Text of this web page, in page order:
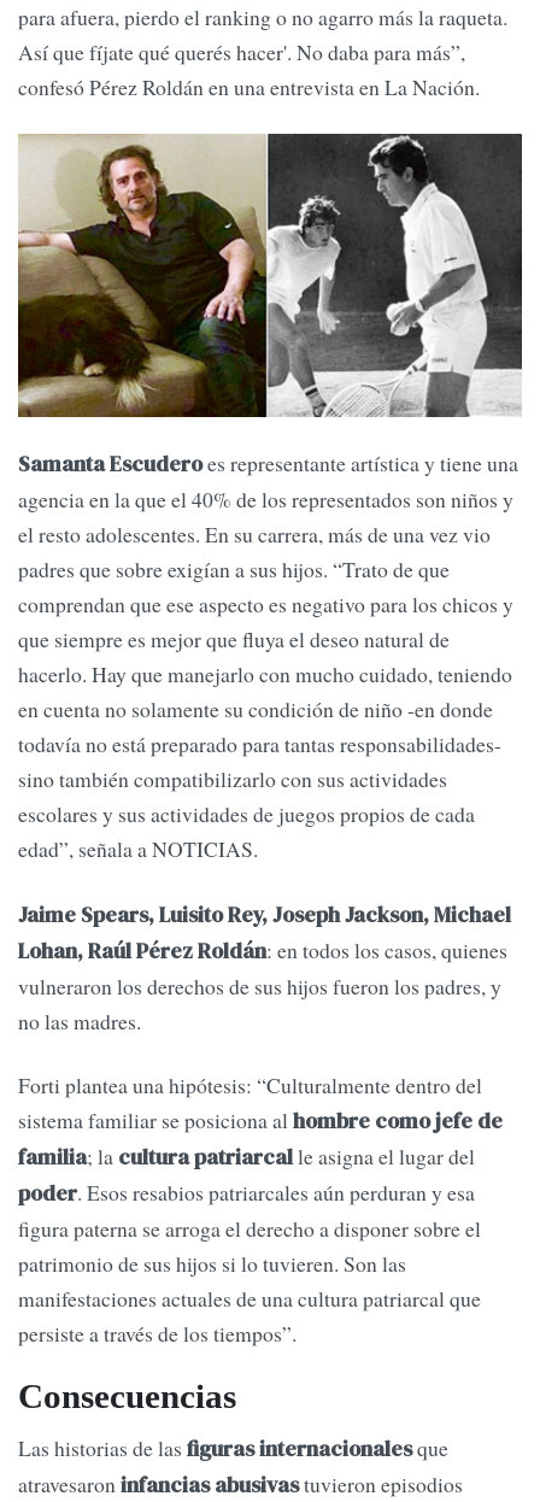
para afuera, pierdo el ranking o no agarro más la raqueta.
Así que fíjate qué querés hacer'. No daba para más”,
confesó Pérez Roldán en una entrevista en La Nación.
Samanta Escuderoes representante artística y tiene una
agencia en la que el 40% de los representados son niños y
el resto adolescentes. En su carrera, más de una vez vio
padres que sobre exigían a sus hijos. “Trato de que
comprendan que ese aspecto es negativo para los chicos y
que siempre es mejor que fluya el deseo natural de
hacerlo. Hay que manejarlo con mucho cuidado, teniendo
en cuenta no solamente su condición de niño -en donde
todavía no está preparado para tantas responsabilidades-
sino también compatibilizarlo con sus actividades
escolares y sus actividades de juegos propios de cada
edad”, señala a NOTICIAS.
Jaime Spears, Luisito Rey, Joseph Jackson, Michael
Lohan, Raúl Pérez Roldán: en todos los casos, quienes
vulneraron los derechos de sus hijos fueron los padres, y
no las madres.
Forti plantea una hipótesis: “Culturalmente dentro del
sistema familiar se posiciona alhombre como jefe de
familia; la cultura patriarcalle asigna el lugar del
poder. Esos resabios patriarcales aún perduran y esa
figura paterna se arroga el derecho a disponer sobre el
patrimonio de sus hijos si lo tuvieren. Son las
manifestaciones actuales de una cultura patriarcal que
persiste a través de los tiempos”.
Consecuencias
Las historias de las figuras internacionalesque
atravesaroninfancias abusivastuvieron episodios